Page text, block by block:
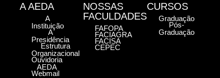
A AEDA
A
Instituição
A
Presidência
Estrutura
Organizacional
Ouvidoria
AEDA
Webmail
NOSSAS
FACULDADES
FAFOPA
FACIAGRA
FACISA
CEPEC
CURSOS
Graduação
Pós-
Graduação